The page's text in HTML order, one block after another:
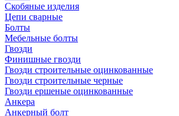
Скобяные изделия
Цепи сварные
Болты
Мебельные болты
Гвозди
Финишные гвозди
Гвозди строительные оцинкованные
Гвозди строительные черные
Гвозди ершеные оцинкованные
Анкера
Анкерный болт